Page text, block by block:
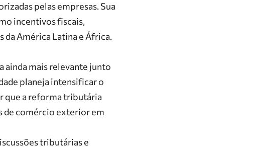
pelas empresas. Sua
incentivos fiscais,
da América Latina e África.
ainda mais relevante junto
planeja intensificar o
que a reforma tributária
de comércio exterior em
tributárias e